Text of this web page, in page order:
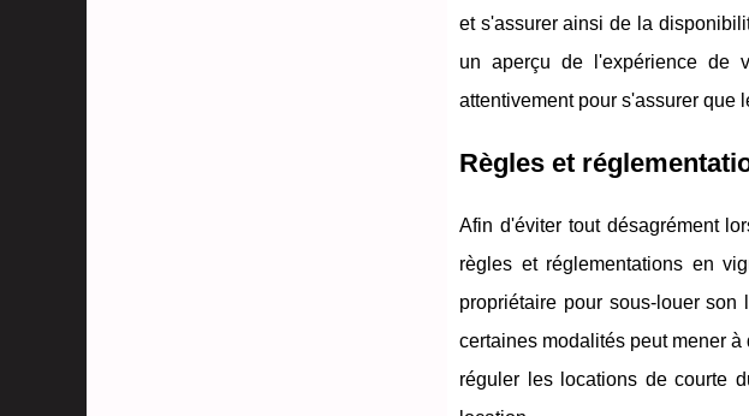
et s'assurer ainsi de la
un aperçu de l'expérience de
attentivement pour s'assurer que
Règles et
Afin d'éviter tout désagrément
règles et réglementations en
propriétaire pour sous-louer
certaines modalités peut mener
réguler les locations de courte